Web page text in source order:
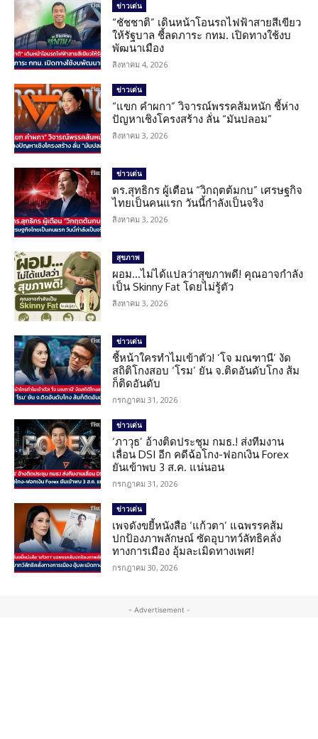
ข่าวเด่น
“ชัชชาติ” เดินหน้าโอนรถไฟฟ้าสายสีเขียว
ให้รัฐบาล ชี้ลดภาระ กทม. เปิดทางใช้งบ
พัฒนาเมือง
สิงหาคม 4, 2026
ข่าวเด่น
“แขก คำผกา” วิจารณ์พรรคส้มหนัก ชี้ห่าง
ปัญหาเชิงโครงสร้าง ลั่น “มันปลอม”
สิงหาคม 3, 2026
ข่าวเด่น
ดร.สุทธิกร ผู้เตือน “วิกฤตต้มกบ” เศรษฐกิจ
ไทยเป็นคนแรก วันนี้กำลังเป็นจริง
สิงหาคม 3, 2026
สุขภาพ
ผอม…ไม่ได้แปลว่าสุขภาพดี! คุณอาจกำลัง
เป็น Skinny Fat โดยไม่รู้ตัว
สิงหาคม 3, 2026
ข่าวเด่น
ชี้หน้าใครทำไมเข้าตัว! ‘โจ มณฑานี’ งัด
สถิติโกงสอบ ‘โรม’ ยัน จ.ติดอันดับโกง ส้ม
ก็ติดอันดับ
กรกฎาคม 31, 2026
ข่าวเด่น
‘ภาวุธ’ อ้างติดประชุม กมธ.! ส่งทีมงาน
เลื่อน DSI อีก คดีฉ้อโกง-ฟอกเงิน Forex
ยันเข้าพบ 3 ส.ค. แน่นอน
กรกฎาคม 31, 2026
ข่าวเด่น
เพจดังขยี้หนังสือ ‘แก้วตา’ แฉพรรคส้ม
ปกป้องภาพลักษณ์ ซัดอุบาทว์ลัทธิคลั่ง
ทางการเมือง อุ้มละเมิดทางเพศ!
กรกฎาคม 30, 2026
- Advertisement -